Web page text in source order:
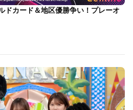
ドカード＆地区優勝争い！プレーオ